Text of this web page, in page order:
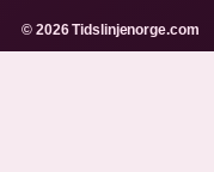
© 2026 Tidslinjenorge.com